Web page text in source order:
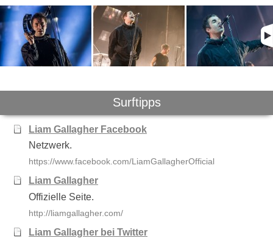
Surftipps
Liam Gallagher Facebook
Netzwerk.
https://www.facebook.com/LiamGallagherOfficial
Liam Gallagher
Offizielle Seite.
http://liamgallagher.com/
Liam Gallagher bei Twitter